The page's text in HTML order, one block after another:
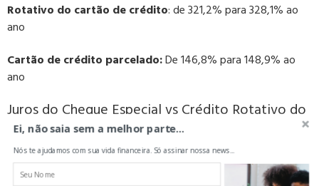
Rotativo do cartão de crédito: de 321,2% para 328,1% ao
ano
Cartão de crédito parcelado:De 146,8% para 148,9% ao
ano
Juros do Cheque Especial vs Crédito Rotativo do
Cartão de Crédito
Ei, não saia sem a melhor parte...
Nós te ajudamos com sua vida financeira. Só assinar nossa news...